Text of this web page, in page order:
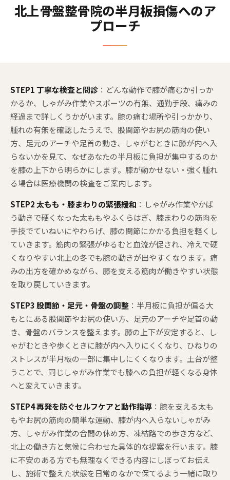
北上骨盤整骨院の半月板損傷へのア
プローチ
STEP1 丁寧な検査と問診 ：どんな動作で膝が痛むか引っか
かるか、しゃがみ作業やスポーツの有無、通勤手段、痛みの
経過まで詳しくうかがいます。膝の痛む場所や引っかかり、
腫れの有無を確認したうえで、股関節やお尻の筋肉の使い
方、足元のアーチや足首の動き、しゃがむときに膝が内へ入
らないかを見て、なぜあなたの半月板に負担が集中するのか
を膝の上下から明らかにします。膝が動かせない・強く腫れ
る場合は医療機関の検査をご案内します。
STEP2 太もも・膝まわりの緊張緩和 ：しゃがみ作業やかば
う動きで硬くなった太ももやふくらはぎ、膝まわりの筋肉を
手技でていねいにやわらげ、膝の関節にかかる負担を軽くし
ていきます。筋肉の緊張がゆるむと血流が促され、冷えで硬
くなりやすい北上の冬でも膝の動きが出やすくなります。痛
みの出方を確かめながら、膝を支える筋肉が働きやすい状態
を取り戻していきます。
STEP3 股関節・足元・骨盤の調整 ：半月板に負担が偏る大
もとにある股関節やお尻の使い方、足元のアーチや足首の動
き、骨盤のバランスを整えます。膝の上下が安定すると、し
ゃがむときや歩くときに膝が内へ入りにくくなり、ひねりの
ストレスが半月板の一部に集中しにくくなります。土台が整
うことで、同じしゃがみ作業でも膝への負担が軽くなる身体
へと変えていきます。
STEP4 再発を防ぐセルフケアと動作指導 ：膝を支える太も
もやお尻の筋肉の簡単な運動、膝が内へ入らないしゃがみ
方、しゃがみ作業の合間の休め方、凍結路での歩き方など、
北上の働き方と気候に合わせた具体的な提案を行います。膝
に不安のある方でも無理なくできる内容にしぼってお伝え
し、施術で整えた状態を日常のなかで保てるよう一緒に取り